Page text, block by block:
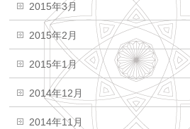
2015年3月
2015年2月
2015年1月
2014年12月
2014年11月